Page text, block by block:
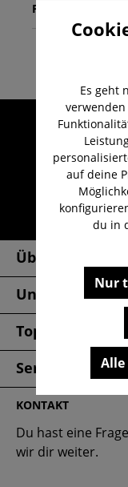
Pflegehinweise
30
Über Uns
Unsere Marken
Top Kategorien
Service & FAQ
KONTAKT
Du hast eine
wir dir weiter.
Es geht
verwenden
auf deine
du in
Nur
Alle